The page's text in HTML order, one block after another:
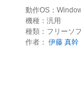
動作OS：
機種：汎用
種類：フリーソ
作者： 伊藤 真幹